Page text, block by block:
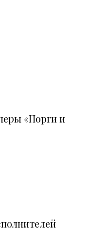
«Порги и